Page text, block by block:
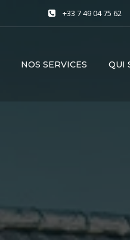
+33 7 49 04 75 62
NOS SERVICES QUI